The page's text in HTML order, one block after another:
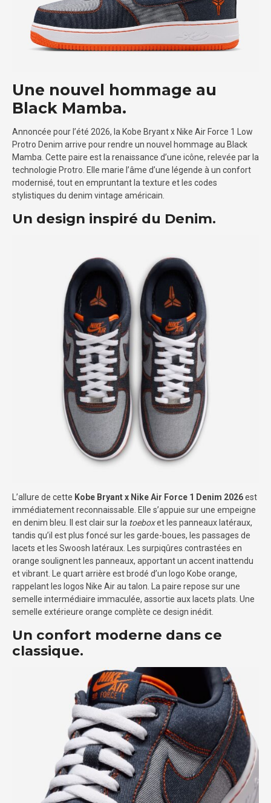
Une nouvel hommage au
Black Mamba.
Annoncée pour l’été 2026, la Kobe Bryant x Nike Air Force 1 Low
Protro Denim arrive pour rendre un nouvel hommage au Black
Mamba. Cette paire est la renaissance d’une icône, relevée par la
technologie Protro. Elle marie l’âme d’une légende à un confort
modernisé, tout en empruntant la texture et les codes
stylistiques du denim vintage américain.
Un design inspiré du Denim.
L’allure de cette Kobe Bryant x Nike Air Force 1 Denim 2026est
immédiatement reconnaissable. Elle s’appuie sur une empeigne
en denim bleu. Il est clair sur la toeboxet les panneaux latéraux,
tandis qu’il est plus foncé sur les garde-boues, les passages de
lacets et les Swoosh latéraux. Les surpiqûres contrastées en
orange soulignent les panneaux, apportant un accent inattendu
et vibrant. Le quart arrière est brodé d’un logo Kobe orange,
rappelant les logos Nike Air au talon. La paire repose sur une
semelle intermédiaire immaculée, assortie aux lacets plats. Une
semelle extérieure orange complète ce design inédit.
Un confort moderne dans ce
classique.